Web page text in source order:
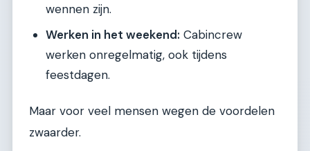
wennen zijn.
Werken in het weekend: Cabincrew
werken onregelmatig, ook tijdens
feestdagen.
Maar voor veel mensen wegen de voordelen
zwaarder.